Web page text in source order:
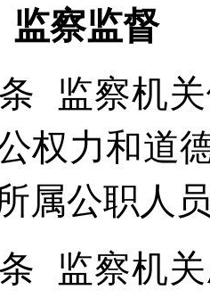
察监督
察机关
权力和道
属公职人
察机关